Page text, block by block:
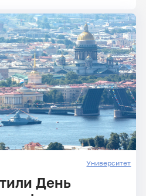
Университет
День